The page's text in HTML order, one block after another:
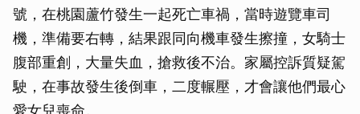
號，在桃園蘆竹發生一起死亡車禍，當時遊覽車司
機，準備要右轉，結果跟同向機車發生擦撞，女騎士
腹部重創，大量失血，搶救後不治。家屬控訴質疑駕
駛，在事故發生後倒車，二度輾壓，才會讓他們最心